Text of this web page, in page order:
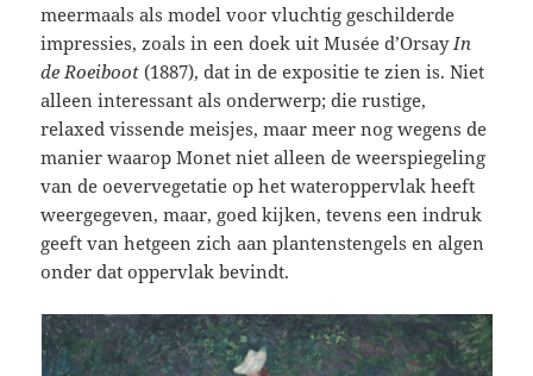
meermaals als model voor vluchtig geschilderde
impressies, zoals in een doek uit Musée d’OrsayIn
de Roeiboot(1887), dat in de expositie te zien is. Niet
alleen interessant als onderwerp; die rustige,
relaxed vissende meisjes, maar meer nog wegens de
manier waarop Monet niet alleen de weerspiegeling
van de oevervegetatie op het wateroppervlak heeft
weergegeven, maar, goed kijken, tevens een indruk
geeft van hetgeen zich aan plantenstengels en algen
onder dat oppervlak bevindt.